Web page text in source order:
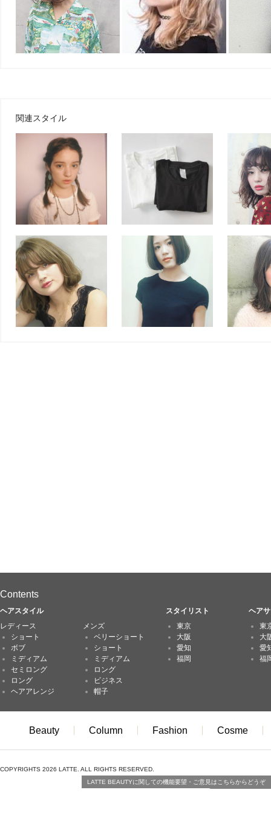
関連スタイル
Contents
ヘアスタイル スタイリスト
ヘア
レディース
ショート
ボブ
ミディアム
セミロング
ロング
ヘアアレンジ
メンズ
ベリーショート
ショート
ミディアム
ロング
ビジネス
帽子
東京
大阪
愛知
福岡
東
大
愛
福
Beauty Column Fashion Cosme
COPYRIGHTS 2026 LATTE. ALL RIGHTS RESERVED.
LATTE BEAUTYに関しての機能要望・ご意見はこちらからどうぞ